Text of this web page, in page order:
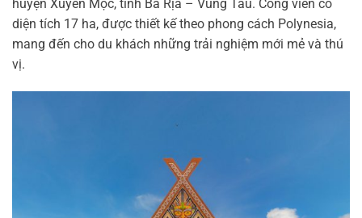
huyện Xuyên Mộc, tỉnh Bà Rịa – Vũng Tàu. Công viên có
diện tích 17 ha, được thiết kế theo phong cách Polynesia,
mang đến cho du khách những trải nghiệm mới mẻ và thú
vị.